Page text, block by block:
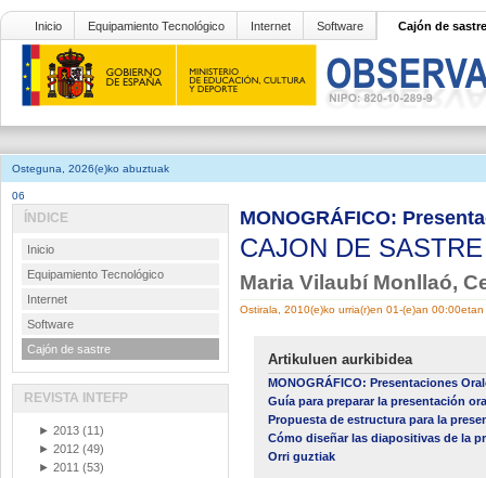
Inicio Equipamiento Tecnológico Internet Software Cajón de sastre
Osteguna, 2026(e)ko abuztuak
06
MONOGRÁFICO:
CAJON DE
Maria Vilaubí Monllaó,
Ostirala, 2010(e)ko urria(r)en 01-(e)an 00:00etan
Artikuluen aurkibidea
MONOGRÁFICO: Presentaciones
Guía para preparar la presentación
Propuesta de estructura para la
Cómo diseñar las diapositivas de la
Orri guztiak
ÍNDICE
Inicio
Equipamiento Tecnológico
Internet
Software
Cajón de sastre
REVISTA INTEFP
► 2013 (11)
► 2012 (49)
► 2011 (53)